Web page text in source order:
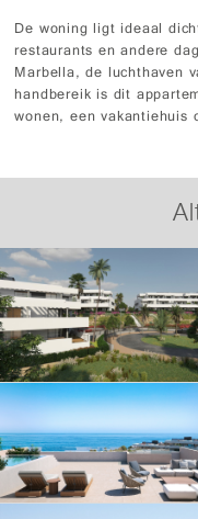
De woning ligt ideaal
restaurants en andere
Marbella, de luchthaven
handbereik is dit
wonen, een vakantiehuis